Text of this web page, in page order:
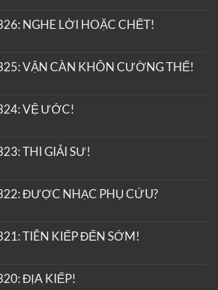
NGHE LỜI HOẶC CHẾT!
VẬN CÀN KHÔN CƯỜNG THẾ!
VỆ ƯỚC!
THI GIẢI SƯ!
ĐƯỢC NHẠC PHỤ CỨU?
TIÊN KIẾP ĐẾN SỚM!
ĐỊA KIẾP!